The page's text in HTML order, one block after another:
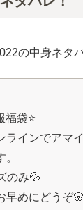
の中身ネタ
福袋⭐️
ラインでアマ
のみ💦
早めにどうぞ🌸